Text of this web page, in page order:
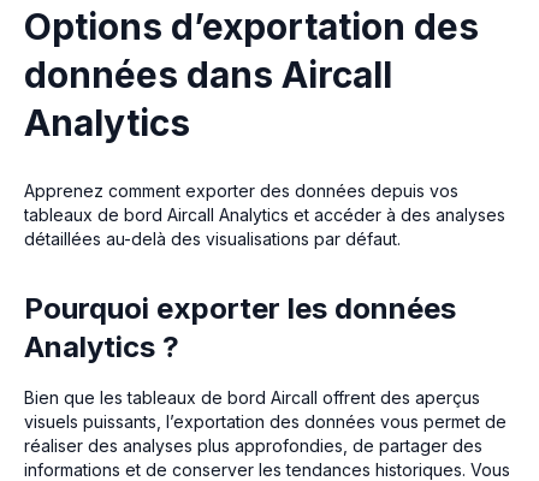
Options d’exportation des
données dans Aircall
Analytics
Apprenez comment exporter des données depuis vos
tableaux de bord Aircall Analytics et accéder à des analyses
détaillées au-delà des visualisations par défaut.
Pourquoi exporter les données
Analytics ?
Bien que les tableaux de bord Aircall offrent des aperçus
visuels puissants, l’exportation des données vous permet de
réaliser des analyses plus approfondies, de partager des
informations et de conserver les tendances historiques. Vous